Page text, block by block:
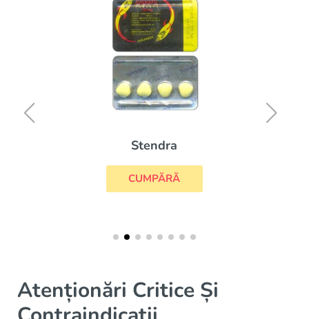
Stendra
CUMPĂRĂ
Atenționări Critice Și